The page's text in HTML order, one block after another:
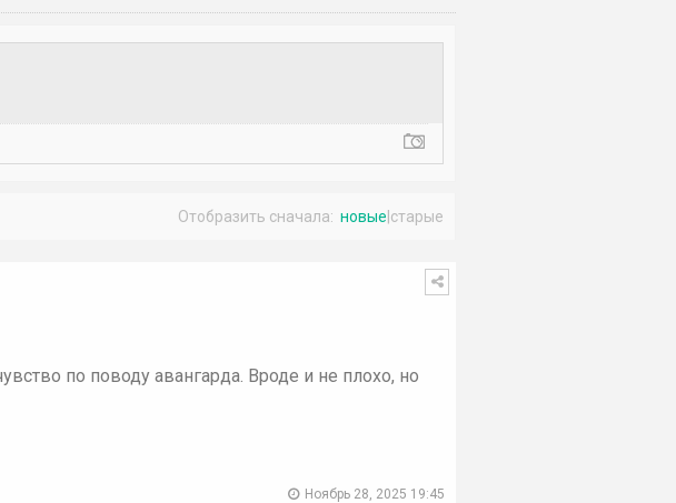
Отобразить сначала: новые старые
по поводу авангарда. Вроде и не плохо, но
Ноябрь 28, 2025 19:45